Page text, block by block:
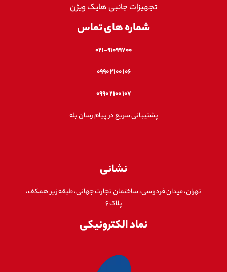
تجهیزات جانبی هایک ویژن
شماره های تماس
۰۲۱-۹۱۰۹۹۷۰۰
۱۰۶ ۲۱۰۰ ۰۹۹۰
۱۰۷ ۲۱۰۰ ۰۹۹۰
پشتیبانی سریع در پیام رسان بله
نشانی
تهران، میدان فردوسی، ساختمان تجارت جهانی، طبقه زیر همکف،
پلاک ۶
نماد الکترونیکی